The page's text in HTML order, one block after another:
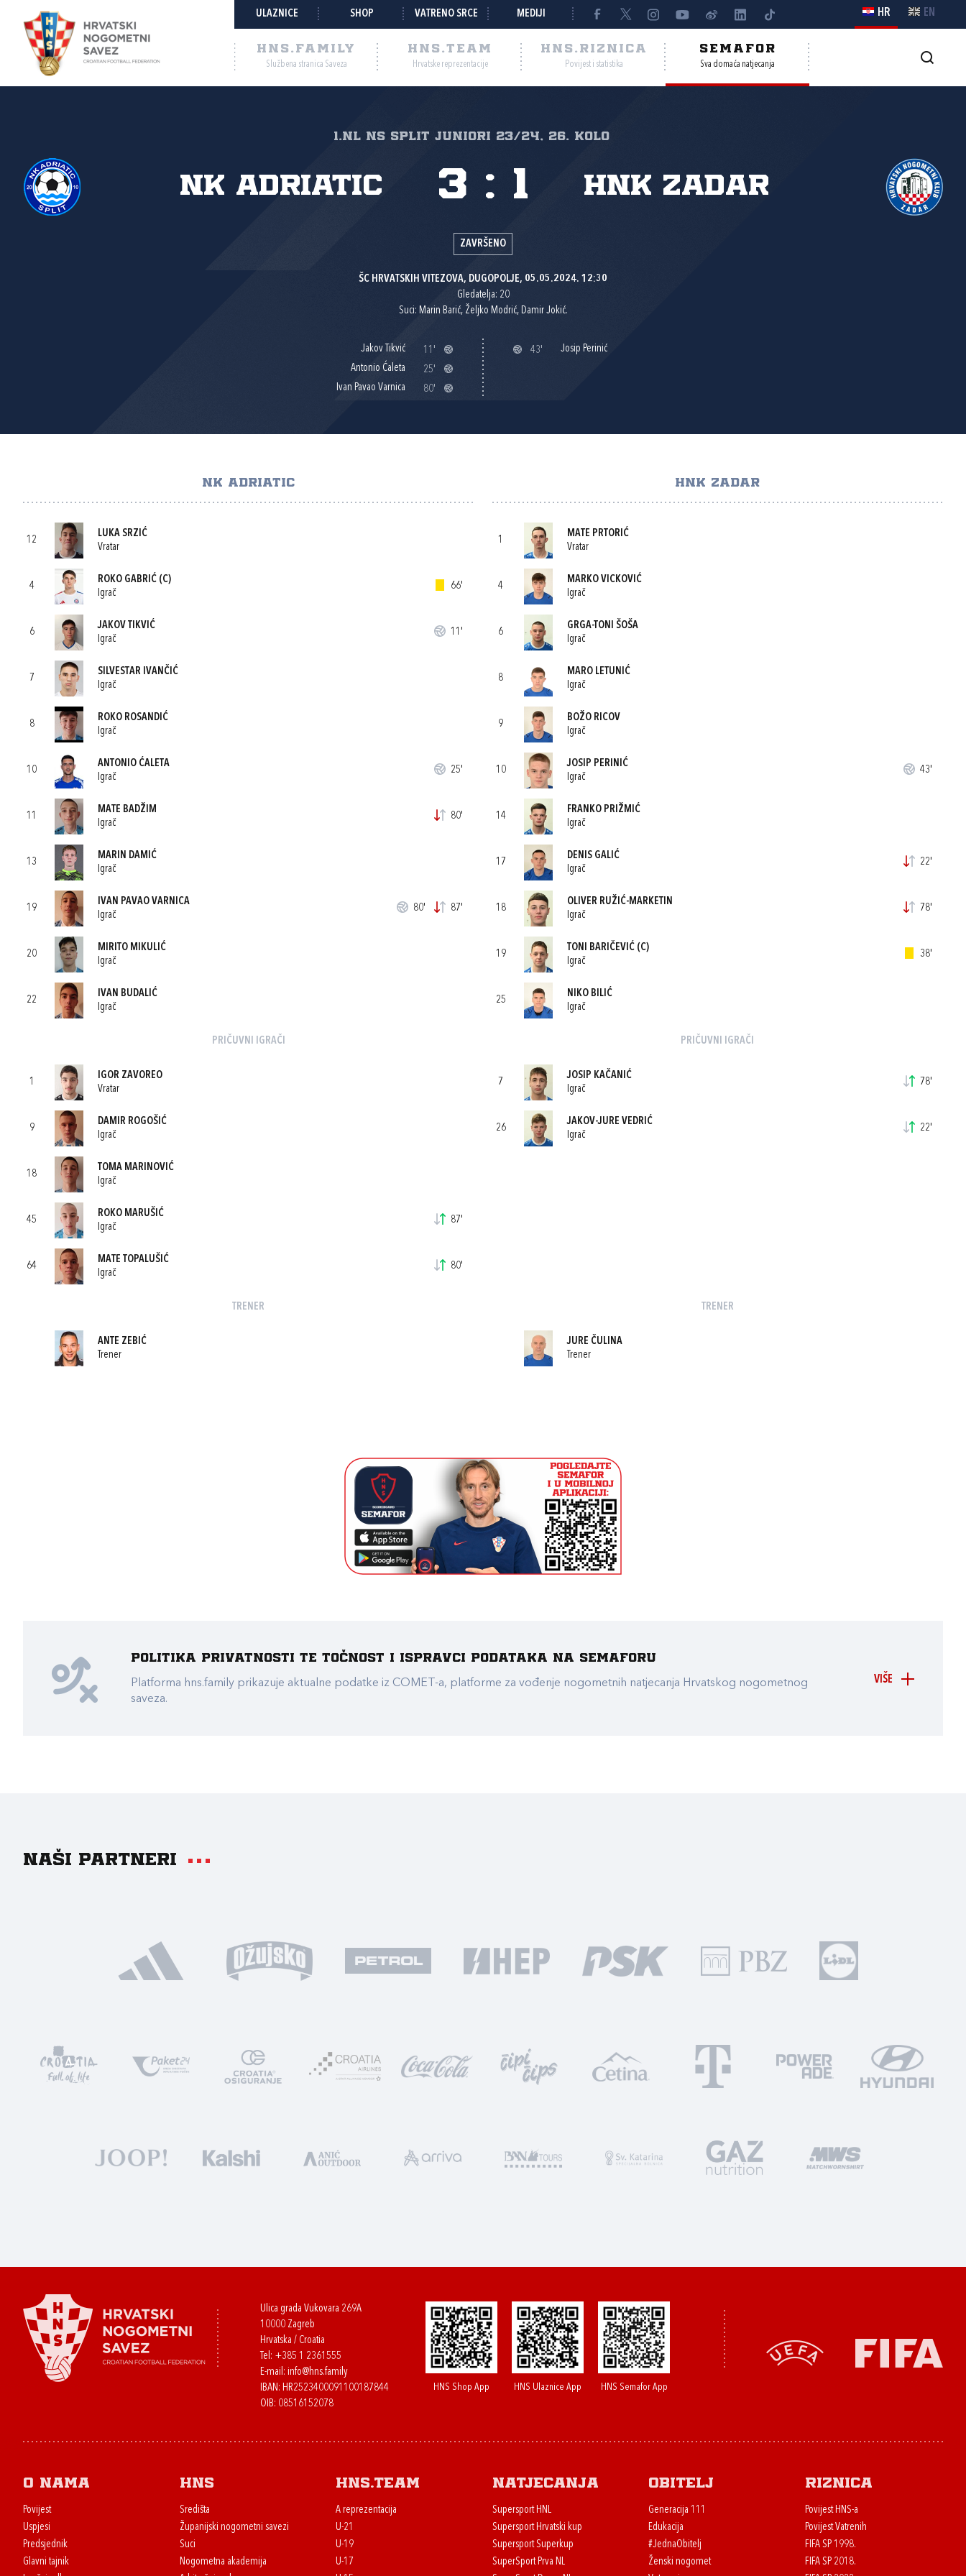
ULAZNICE SHOP VATRENO SRCE MEDIJI HR EN
HNS.FAMILY
Službena stranica Saveza
HNS.TEAM
Hrvatske reprezentacije
HNS.RIZNICA
Povijest i statistika
SEMAFOR
Sva domaća natjecanja
1.NL NS Split Juniori 23/24, 26. kolo
NK Adriatic HNK Zadar
3 : 1
ZAVRŠENO
ŠC HRVATSKIH VITEZOVA, DUGOPOLJE, 05.05.2024. 12:30
Gledatelja: 20
Suci: Marin Barić, Željko Modrić, Damir Jokić.
Jakov Tikvić
11'
Antonio Ćaleta
25'
Ivan Pavao Varnica
80'
43' Josip Perinić
NK ADRIATIC
12
LUKA SRZIĆ
Vratar
4
ROKO GABRIĆ (C)
Igrač
66'
6
JAKOV TIKVIĆ
Igrač
11'
7
SILVESTAR IVANČIĆ
Igrač
8
ROKO ROSANDIĆ
Igrač
10
ANTONIO ĆALETA
Igrač
25'
11
MATE BADŽIM
Igrač
80'
13
MARIN DAMIĆ
Igrač
19
IVAN PAVAO VARNICA
Igrač
80' 87'
20
MIRITO MIKULIĆ
Igrač
22
IVAN BUDALIĆ
Igrač
PRIČUVNI IGRAČI
1
IGOR ZAVOREO
Vratar
9
DAMIR ROGOŠIĆ
Igrač
18
TOMA MARINOVIĆ
Igrač
45
ROKO MARUŠIĆ
Igrač
87'
64
MATE TOPALUŠIĆ
Igrač
80'
TRENER
ANTE ZEBIĆ
Trener
HNK ZADAR
1
MATE PRTORIĆ
Vratar
4
MARKO VICKOVIĆ
Igrač
6
GRGA-TONI ŠOŠA
Igrač
8
MARO LETUNIĆ
Igrač
9
BOŽO RICOV
Igrač
10
JOSIP PERINIĆ
Igrač
43'
14
FRANKO PRIŽMIĆ
Igrač
17
DENIS GALIĆ
Igrač
22'
18
OLIVER RUŽIĆ-MARKETIN
Igrač
78'
19
TONI BARIČEVIĆ(C)
Igrač
38'
25
NIKO BILIĆ
Igrač
PRIČUVNI IGRAČI
7
JOSIP KAČANIĆ
Igrač
78'
26
JAKOV-JURE VEDRIĆ
Igrač
22'
TRENER
JURE ČULINA
Trener
VIŠE
Politika privatnosti te točnost i ispravci podataka na Semaforu
Platforma hns.family prikazuje aktualne podatke iz COMET-a, platforme za vođenje nogometnih natjecanja Hrvatskog nogometnog
saveza.
Naši partneri
Ulica grada Vukovara 269A
10000 Zagreb
Hrvatska / Croatia
Tel: +385 1 2361555
E-mail: info@hns.family
IBAN: HR2523400091100187844
OIB: 08516152078
HNS Shop App HNS Ulaznice App HNS Semafor App
O nama
Povijest
Uspjesi
Predsjednik
Glavni tajnik
HNS
Središta
Županijski nogometni savezi
Suci
Nogometna akademija
HNS.team
A reprezentacija
U-21
U-19
U-17
Natjecanja
Supersport HNL
Supersport Hrvatski kup
Supersport Superkup
SuperSport Prva NL
Obitelj
Generacija 111
Edukacija
#JednaObitelj
Ženski nogomet
Riznica
Povijest HNS-a
Povijest Vatrenih
FIFA SP 1998.
FIFA SP 2018.